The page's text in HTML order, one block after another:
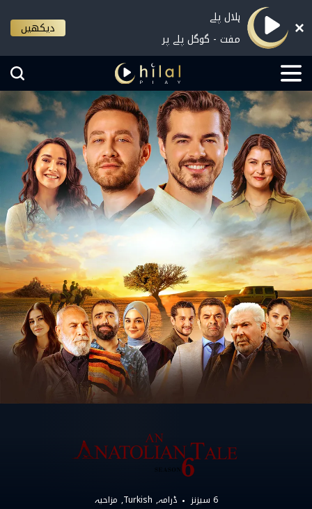
ہلال پلے
مفت - گوگل پلے پر
دیکھیں
6 سیزنز ڈرامہ Turkish مزاحیہ